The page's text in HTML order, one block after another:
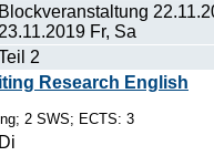
Blockveranstaltung
23.11.2019 Fr, Sa
2
Research English
2 SWS; ECTS: 3
Di